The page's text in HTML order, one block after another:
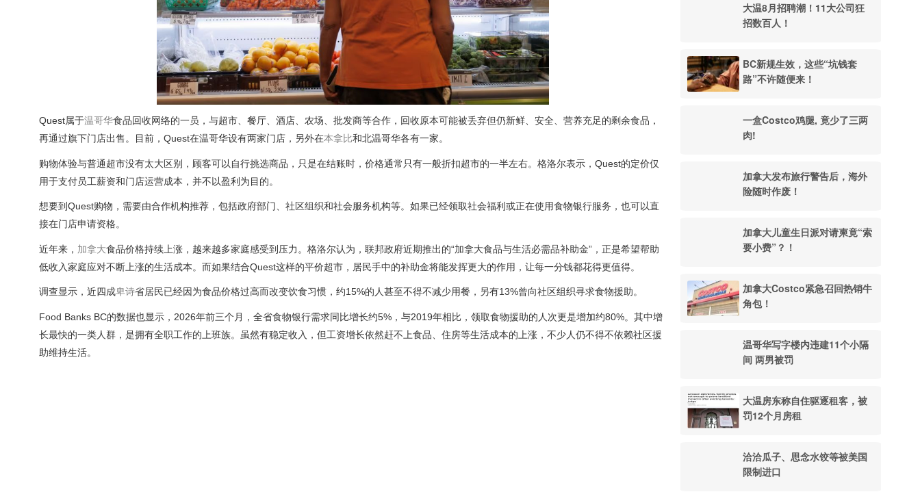
Quest属于温哥华食品回收网络的一员，与超市、餐厅、酒店、农场、批发商等合作，回收原本可能被丢弃但仍新鲜、安全、营养充足的剩余食品，
再通过旗下门店出售。目前，Quest在温哥华设有两家门店，另外在本拿比和北温哥华各有一家。
购物体验与普通超市没有太大区别，顾客可以自行挑选商品，只是在结账时，价格通常只有一般折扣超市的一半左右。格洛尔表示，Quest的定价仅
用于支付员工薪资和门店运营成本，并不以盈利为目的。
想要到Quest购物，需要由合作机构推荐，包括政府部门、社区组织和社会服务机构等。如果已经领取社会福利或正在使用食物银行服务，也可以直
接在门店申请资格。
近年来， 加拿大食品价格持续上涨，越来越多家庭感受到压力。格洛尔认为，联邦政府近期推出的“加拿大食品与生活必需品补助金”，正是希望帮助
低收入家庭应对不断上涨的生活成本。而如果结合Quest这样的平价超市，居民手中的补助金将能发挥更大的作用，让每一分钱都花得更值得。
调查显示，近四成卑诗省居民已经因为食品价格过高而改变饮食习惯，约15%的人甚至不得不减少用餐，另有13%曾向社区组织寻求食物援助。
Food Banks BC的数据也显示，2026年前三个月，全省食物银行需求同比增长约5%，与2019年相比，领取食物援助的人次更是增加约80%。其中增
长最快的一类人群，是拥有全职工作的上班族。虽然有稳定收入，但工资增长依然赶不上食品、住房等生活成本的上涨，不少人仍不得不依赖社区援
助维持生活。
大温8月招聘潮！11大公司狂
招数百人！
BC新规生效，这些“坑钱套
路”不许随便来！
一盒Costco鸡腿, 竟少了三两
肉!
加拿大发布旅行警告后，海外
险随时作废！
加拿大儿童生日派对请柬竟“索
要小费”？！
加拿大Costco紧急召回热销牛
角包！
温哥华写字楼内违建11个小隔
间 两男被罚
大温房东称自住驱逐租客，被
罚12个月房租
洽洽瓜子、思念水饺等被美国
限制进口